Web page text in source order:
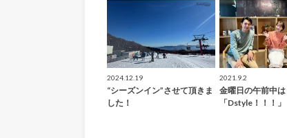
2024.12.19
“シーズンイン”させて頂きま
した！
2021.9.2
金曜日の午前中は
「Dstyle！！！」